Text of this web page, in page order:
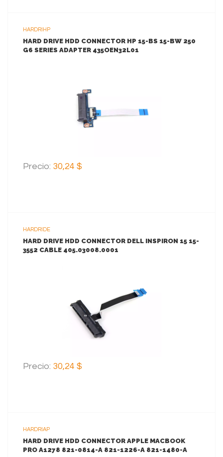
HARDRIHP
HARD DRIVE HDD CONNECTOR HP 15-BS 15-BW 250
G6 SERIES ADAPTER 435OEN32L01
AGREGAR AL CARRITO
Precio: 30,24 $
HARDRIDE
HARD DRIVE HDD CONNECTOR DELL INSPIRON 15 15-
3552 CABLE 405.03008.0001
AGREGAR AL CARRITO
Precio: 30,24 $
HARDRIAP
HARD DRIVE HDD CONNECTOR APPLE MACBOOK
PRO A1278 821-0814-A 821-1226-A 821-1480-A